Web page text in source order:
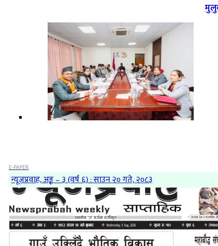
E-PAPER
न्यूजप्रवाह, अङ्क – ३ (वर्ष ६) : साउन २० गते, २०८३